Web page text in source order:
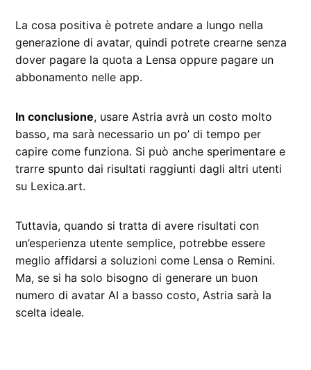
La cosa positiva è potrete andare a lungo nella
generazione di avatar, quindi potrete crearne senza
dover pagare la quota a Lensa oppure pagare un
abbonamento nelle app.
In conclusione, usare Astria avrà un costo molto
basso, ma sarà necessario un po’ di tempo per
capire come funziona. Si può anche sperimentare e
trarre spunto dai risultati raggiunti dagli altri utenti
su Lexica.art.
Tuttavia, quando si tratta di avere risultati con
un’esperienza utente semplice, potrebbe essere
meglio affidarsi a soluzioni come Lensa o Remini.
Ma, se si ha solo bisogno di generare un buon
numero di avatar AI a basso costo, Astria sarà la
scelta ideale.